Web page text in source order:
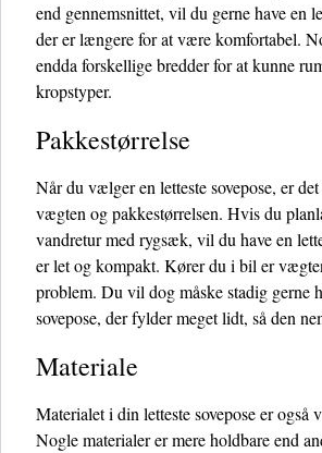
end gennemsnittet, vil du gerne have en
der er længere for at være komfortabel.
endda forskellige bredder for at kunne
kropstyper.
Pakkestørrelse
Når du vælger en letteste sovepose, er
vægten og pakkestørrelsen. Hvis du
vandretur med rygsæk, vil du have en
er let og kompakt. Kører du i bil er
problem. Du vil dog måske stadig gerne
sovepose, der fylder meget lidt, så den
Materiale
Materialet i din letteste sovepose er også
Nogle materialer er mere holdbare end